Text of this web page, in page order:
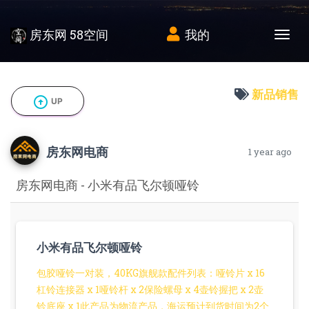
房东网 58空间 我的
arrow_circle_up UP
房东网电商 1 year ago
新品销售
房东网电商 - 小米有品飞尔顿哑铃
小米有品飞尔顿哑铃
包胶哑铃一对装，40KG旗舰款配件列表：哑铃片 x 16
杠铃连接器 x 1哑铃杆 x 2保险螺母 x 4壶铃握把 x 2壶
铃底座 x 1此产品为物流产品，海运预计到货时间为2个